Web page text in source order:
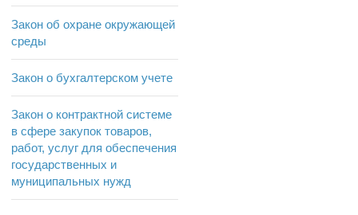
Закон об охране окружающей
среды
Закон о бухгалтерском учете
Закон о контрактной системе
в сфере закупок товаров,
работ, услуг для обеспечения
государственных и
муниципальных нужд